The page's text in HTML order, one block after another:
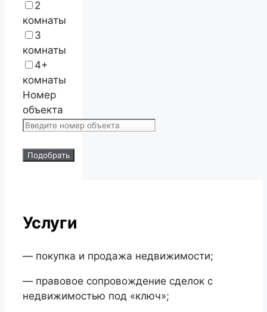
2
комнаты
3
комнаты
4+
комнаты
Номер
объекта
Подобрать
Услуги
— покупка и продажа недвижимости;
— правовое сопровождение сделок с
недвижимостью под «ключ»;